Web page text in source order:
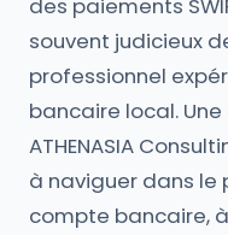
des paiements
souvent judicieux
professionnel
bancaire local.
ATHENASIA
à naviguer dans le
compte bancaire,